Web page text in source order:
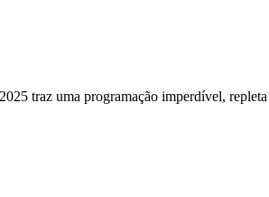
traz uma programação imperdível,